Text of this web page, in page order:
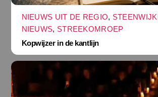
NIEUWS UIT DE REGIO,
NIEUWS, STREEKOMROEP
Kopwijzer in de kantlijn